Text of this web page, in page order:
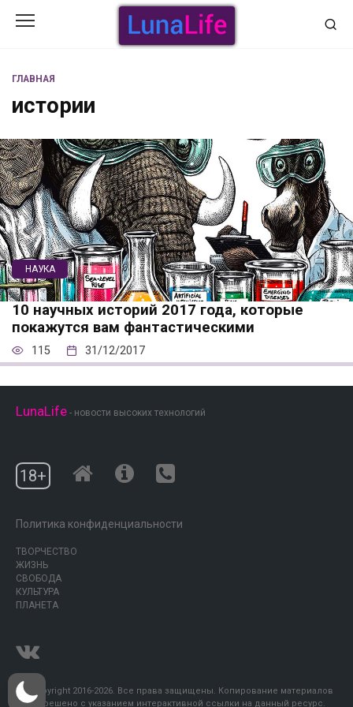
ГЛАВНАЯ
истории
НАУКА
10 научных историй 2017 года, которые
покажутся вам фантастическими
115 31/12/2017
LunaLife - новости высоких технологий
18+
Политика конфиденциальности
ТВОРЧЕСТВО
ЖИЗНЬ
СВОБОДА
КУЛЬТУРА
ПЛАНЕТА
© Copyright 2016-2026. Все права защищены. Копирование материалов
разрешено с указанием интерактивной ссылки на данный ресурс.